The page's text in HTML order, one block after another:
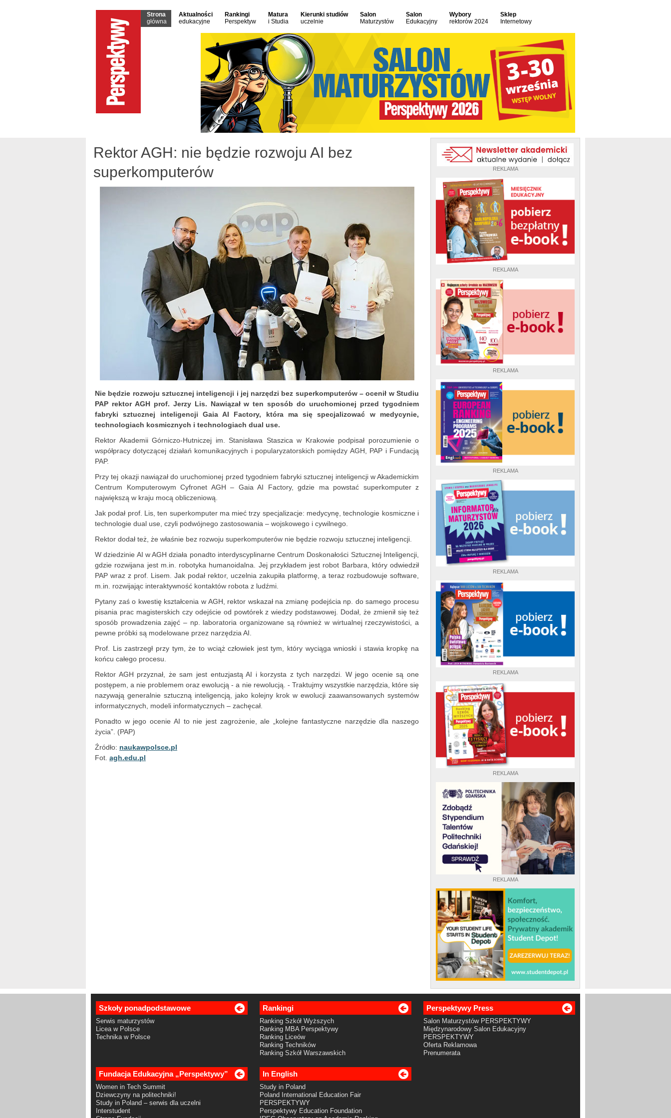
Strona
główna
Aktualności
edukacyjne
Rankingi
Perspektyw
Matura
i Studia
Kierunki studiów
uczelnie
Salon
Maturzystów
Salon
Edukacyjny
Wybory
rektorów 2024
Sklep
Internetowy
REKLAMA
REKLAMA
REKLAMA
REKLAMA
REKLAMA
REKLAMA
REKLAMA
REKLAMA
Rektor AGH: nie będzie rozwoju AI bez
superkomputerów
Nie będzie rozwoju sztucznej inteligencji i jej narzędzi bez superkomputerów – ocenił w Studiu
PAP rektor AGH prof. Jerzy Lis. Nawiązał w ten sposób do uruchomionej przed tygodniem
fabryki sztucznej inteligencji Gaia AI Factory, która ma się specjalizować w medycynie,
technologiach kosmicznych i technologiach dual use.
Rektor Akademii Górniczo-Hutniczej im. Stanisława Staszica w Krakowie podpisał porozumienie o
współpracy dotyczącej działań komunikacyjnych i popularyzatorskich pomiędzy AGH, PAP i Fundacją
PAP.
Przy tej okazji nawiązał do uruchomionej przed tygodniem fabryki sztucznej inteligencji w Akademickim
Centrum Komputerowym Cyfronet AGH – Gaia AI Factory, gdzie ma powstać superkomputer z
największą w kraju mocą obliczeniową.
Jak podał prof. Lis, ten superkomputer ma mieć trzy specjalizacje: medycynę, technologie kosmiczne i
technologie dual use, czyli podwójnego zastosowania – wojskowego i cywilnego.
Rektor dodał też, że właśnie bez rozwoju superkomputerów nie będzie rozwoju sztucznej inteligencji.
W dziedzinie AI w AGH działa ponadto interdyscyplinarne Centrum Doskonałości Sztucznej Inteligencji,
gdzie rozwijana jest m.in. robotyka humanoidalna. Jej przykładem jest robot Barbara, który odwiedził
PAP wraz z prof. Lisem. Jak podał rektor, uczelnia zakupiła platformę, a teraz rozbudowuje software,
m.in. rozwijając interaktywność kontaktów robota z ludźmi.
Pytany zaś o kwestię kształcenia w AGH, rektor wskazał na zmianę podejścia np. do samego procesu
pisania prac magisterskich czy odejście od powtórek z wiedzy podstawowej. Dodał, że zmienił się też
sposób prowadzenia zajęć – np. laboratoria organizowane są również w wirtualnej rzeczywistości, a
pewne próbki są modelowane przez narzędzia AI.
Prof. Lis zastrzegł przy tym, że to wciąż człowiek jest tym, który wyciąga wnioski i stawia kropkę na
końcu całego procesu.
Rektor AGH przyznał, że sam jest entuzjastą AI i korzysta z tych narzędzi. W jego ocenie są one
postępem, a nie problemem oraz ewolucją - a nie rewolucją. - Traktujmy wszystkie narzędzia, które się
nazywają generalnie sztuczną inteligencją, jako kolejny krok w ewolucji zaawansowanych systemów
informatycznych, modeli informatycznych – zachęcał.
Ponadto w jego ocenie AI to nie jest zagrożenie, ale „kolejne fantastyczne narzędzie dla naszego
życia”. (PAP)
Źródło: naukawpolsce.pl
Fot. agh.edu.pl
Szkoły ponadpodstawowe
Serwis maturzystów
Licea w Polsce
Technika w Polsce
Rankingi
Ranking Szkół Wyższych
Ranking MBA Perspektywy
Ranking Liceów
Ranking Techników
Ranking Szkół Warszawskich
Perspektywy Press
Salon Maturzystów PERSPEKTYWY
Międzynarodowy Salon Edukacyjny
PERSPEKTYWY
Oferta Reklamowa
Prenumerata
Fundacja Edukacyjna „Perspektywy”
Women in Tech Summit
Dziewczyny na politechniki!
Study in Poland – serwis dla uczelni
Interstudent
In English
Study in Poland
Poland International Education Fair
PERSPEKTYWY
Perspektywy Education Foundation